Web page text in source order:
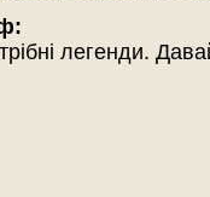
легенди.